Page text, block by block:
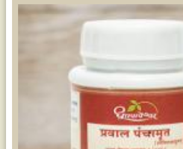
Ашока(9)
Вишня гималайская
Юстиция сосудистая/Васака(9)
Касторовое масло(8)